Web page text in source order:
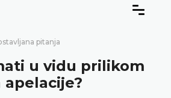
pitanja
u vidu prilikom